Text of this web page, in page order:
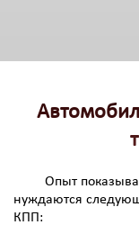
Опыт
нуждаются
КПП: